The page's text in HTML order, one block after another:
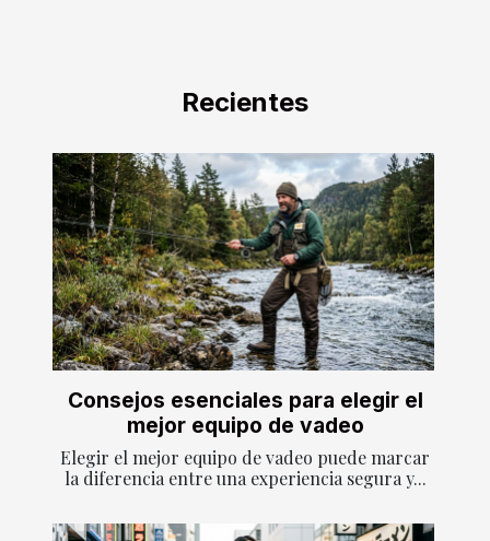
Recientes
Consejos esenciales para elegir el
mejor equipo de vadeo
Elegir el mejor equipo de vadeo puede marcar
la diferencia entre una experiencia segura y...